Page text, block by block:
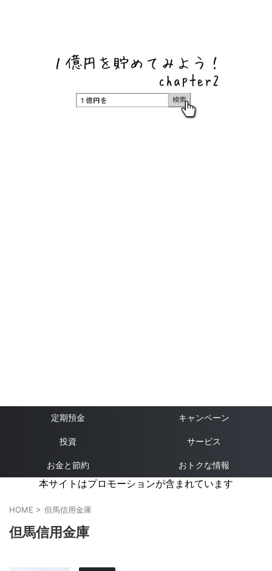
定期預金 キャンペーン
投資 サービス
お金と節約 おトクな情報
本サイトはプロモーションが含まれています
HOME > 但馬信用金庫
但馬信用金庫